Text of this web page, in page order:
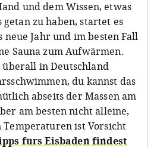
und dem Wissen, etwas
zu haben, startet es
Jahr und im besten Fall
Sauna zum Aufwärmen.
in Deutschland
du kannst das
abseits der Massen am
am besten nicht alleine,
Temperaturen ist Vorsicht
fürs Eisbaden findest